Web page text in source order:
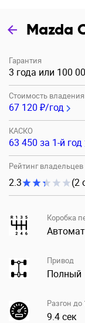
Mazda
Гарантия
3 года или 100
Стоимость
67 120 ₽/год
КАСКО
63 450 за 1-й год
Рейтинг владельцев
2.3 (2
Коробка
Привод
Полный
Разгон
9.4 сек